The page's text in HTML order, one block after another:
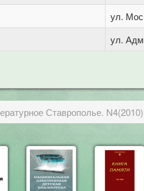
ул.
ул.
Ставрополье.